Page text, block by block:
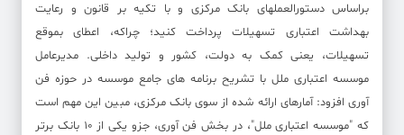
براساس دستورالعملهای بانک مرکزی و با تکیه بر قانون و رعایت
بهداشت اعتباری تسهیلات پرداخت کنید؛ چراکه، اعطای بموقع
تسهیلات، یعنی کمک به دولت، کشور و تولید داخلی. مدیرعامل
موسسه اعتباری ملل با تشریح برنامه های جامع موسسه در حوزه فن
آوری افزود: آمارهای ارائه شده از سوی بانک مرکزی، مبین این مهم است
که "موسسه اعتباری ملل"، در بخش فن آوری، جزو یکی از ۱۰ بانک برتر